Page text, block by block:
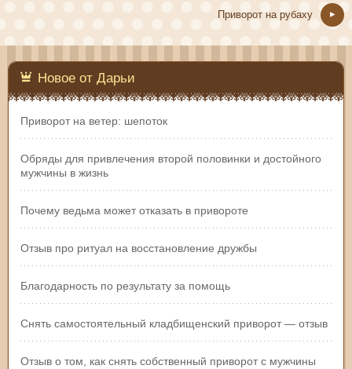
Приворот на рубаху
Новое от Дарьи
Приворот на ветер: шепоток
Обряды для привлечения второй половинки и достойного
мужчины в жизнь
Почему ведьма может отказать в привороте
Отзыв про ритуал на восстановление дружбы
Благодарность по результату за помощь
Снять самостоятельный кладбищенский приворот — отзыв
Отзыв о том, как снять собственный приворот с мужчины